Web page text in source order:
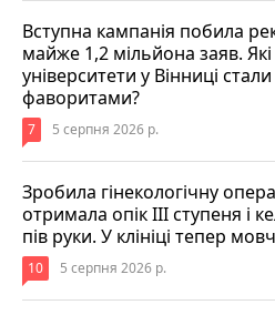
Вступна кампанія побила
майже 1,2 мільйона заяв. Які
університети у Вінниці стали
фаворитами?
7 5 серпня 2026 р.
Зробила гінекологічну
отримала опік ІІІ ступеня і
пів руки. У клініці тепер
10 5 серпня 2026 р.